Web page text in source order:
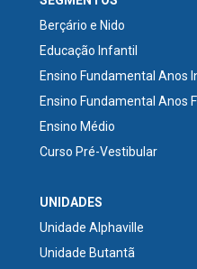
Berçário e Nido
Educação Infantil
Ensino Fundamental Anos
Ensino Fundamental Anos
Ensino Médio
Curso Pré-Vestibular
UNIDADES
Unidade Alphaville
Unidade Butantã